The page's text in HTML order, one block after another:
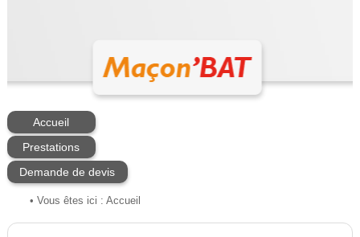
Accueil
Prestations
Demande de devis
• Vous êtes ici : Accueil